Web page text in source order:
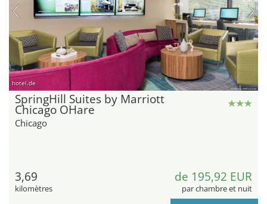
hotel.de
SpringHill Suites by Marriott
Chicago OHare
Chicago
3,69
kilomètres
de 195,92 EUR
par chambre et nuit